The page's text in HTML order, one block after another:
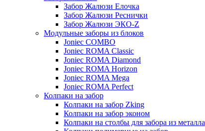
Забор Жалюзи Елочка
Забор Жалюзи Реснички
Забор Жалюзи ЭКО-Z
Модульные заборы из блоков
Joniec COMBO
Joniec ROMA Classic
Joniec ROMA Diamond
Joniec ROMA Horizon
Joniec ROMA Mega
Joniec ROMA Perfect
Колпаки на забор
Колпаки на забор Zking
Колпаки на забор эконом
Колпаки на столбы для забора из металла